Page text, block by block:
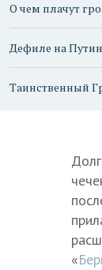
О чем плачут
Дефиле на
Таинственный
«